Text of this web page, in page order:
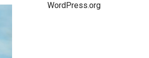
WordPress.org